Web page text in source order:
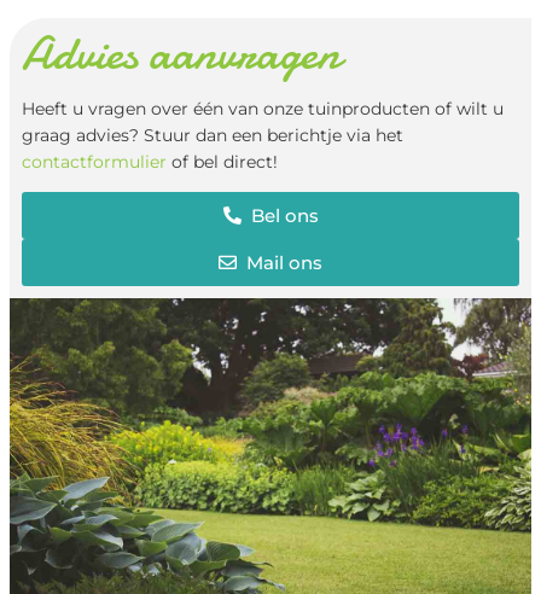
Advies aanvragen
Heeft u vragen over één van onze tuinproducten of wilt u
graag advies? Stuur dan een berichtje via het
contactformulier of bel direct!
Bel ons
Mail ons